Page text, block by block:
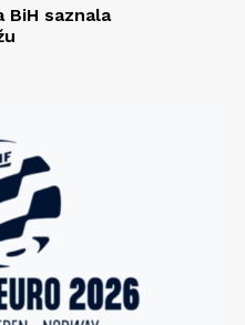
BiH saznala